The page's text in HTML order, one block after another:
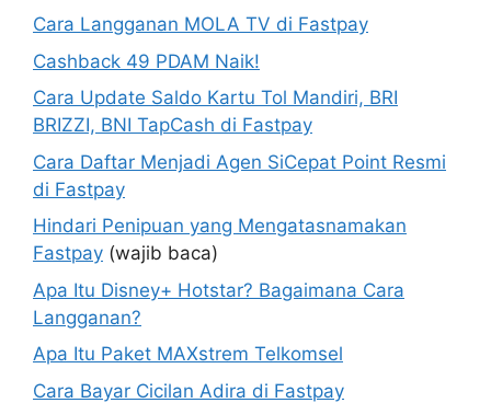
Cara Langganan MOLA TV di Fastpay
Cashback 49 PDAM Naik!
Cara Update Saldo Kartu Tol Mandiri, BRI
BRIZZI, BNI TapCash di Fastpay
Cara Daftar Menjadi Agen SiCepat Point Resmi
di Fastpay
Hindari Penipuan yang Mengatasnamakan
Fastpay (wajib baca)
Apa Itu Disney+ Hotstar? Bagaimana Cara
Langganan?
Apa Itu Paket MAXstrem Telkomsel
Cara Bayar Cicilan Adira di Fastpay